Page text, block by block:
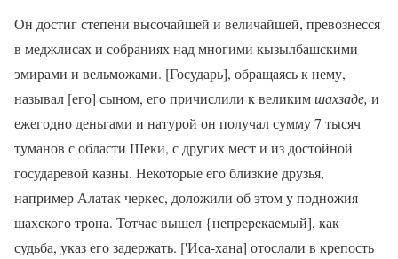
Он достиг степени высочайшей и величайшей, превознесся
в меджлисах и собраниях над многими кызылбашскими
эмирами и вельможами. [Государь], обращаясь к нему,
называл [его] сыном, его причислили к великимшахзаде, и
ежегодно деньгами и натурой он получал сумму 7 тысяч
туманов с области Шеки, с других мест и из достойной
государевой казны. Некоторые его близкие друзья,
например Алатак черкес, доложили об этом у подножия
шахского трона. Тотчас вышел {непререкаемый], как
судьба, указ его задержать. ['Иса-хана] отослали в крепость